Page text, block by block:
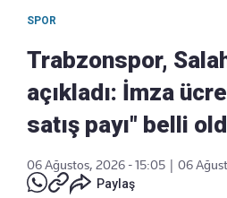
SPOR
Trabzonspor,
açıkladı: İmza
satış payı" belli
06 Ağustos, 2026 - 15:05
06
Paylaş